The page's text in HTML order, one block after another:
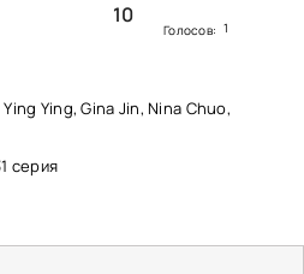
10
Голосов: 1
Ying, Gina Jin, Nina Chuo,
серия